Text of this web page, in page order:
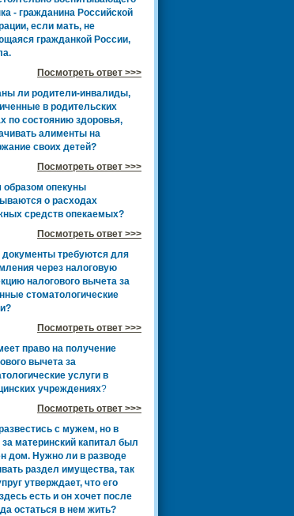
- гражданина Российской
если мать, не
гражданкой России,
Посмотреть ответ >>>
ли родители-инвалиды,
в родительских
по состоянию здоровья,
алименты на
своих детей?
Посмотреть ответ >>>
образом опекуны
о расходах
средств опекаемых?
Посмотреть ответ >>>
документы требуются для
через налоговую
налогового вычета за
стоматологические
Посмотреть ответ >>>
право на получение
вычета за
услуги в
учреждениях?
Посмотреть ответ >>>
с мужем, но в
за материнский капитал был
дом. Нужно ли в разводе
раздел имущества, так
утверждает, что его
есть и он хочет после
остаться в нем жить?